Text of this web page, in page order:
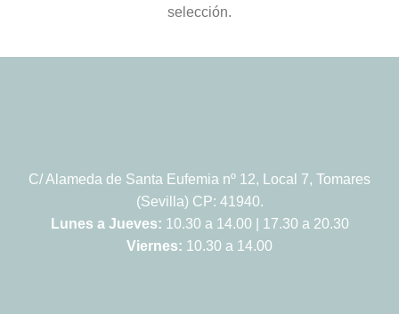
selección.
C/ Alameda de Santa Eufemia nº 12, Local 7, Tomares
(Sevilla) CP: 41940.
Lunes a Jueves: 10.30 a 14.00 | 17.30 a 20.30
Viernes: 10.30 a 14.00